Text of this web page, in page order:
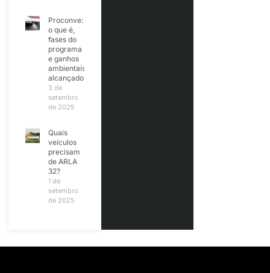
Proconve:
o que é,
fases do
programa
e ganhos
ambientais
alcançados
3 de
setembro
de 2025
Quais
veículos
precisam
de ARLA
32?
1 de
setembro
de 2025